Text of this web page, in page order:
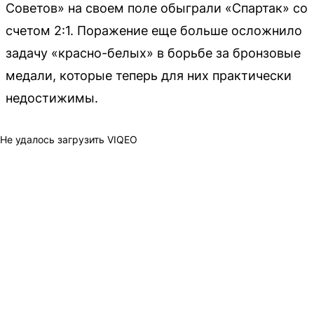
Советов» на своем поле обыграли «Спартак» со
счетом 2:1. Поражение еще больше осложнило
задачу «красно-белых» в борьбе за бронзовые
медали, которые теперь для них практически
недостижимы.
Не удалось загрузить VIQEO